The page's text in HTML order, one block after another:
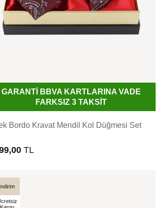
GARANTİ BBVA KARTLARINA VADE
FARKSIZ 3 TAKSİT
Bordo Kravat Mendil Kol Düğmesi Set
TL
İndirim